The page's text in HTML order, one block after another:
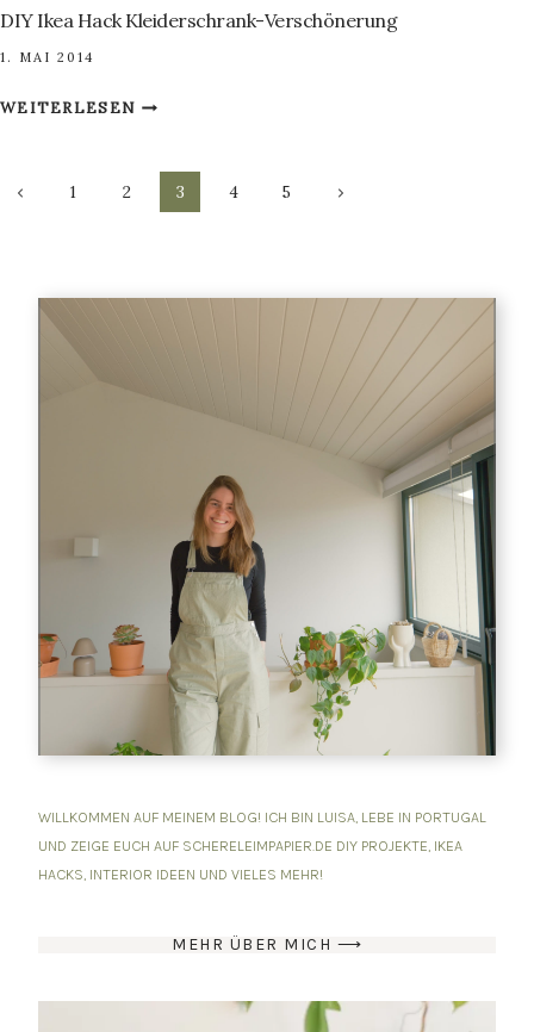
DIY Ikea Hack Kleiderschrank-Verschönerung
1. MAI 2014
WEITERLESENDIY
KLEIDERSCHRANK-
VERSCHÖNERUNG
Seitennavigation
Vorherige
1 2 3 4 5
Nächste
WILLKOMMEN AUF MEINEM BLOG! ICH BIN LUISA, LEBE IN PORTUGAL
UND ZEIGE EUCH AUF SCHERELEIMPAPIER.DE DIY PROJEKTE, IKEA
HACKS, INTERIOR IDEEN UND VIELES MEHR!
MEHR ÜBER MICH ⟶